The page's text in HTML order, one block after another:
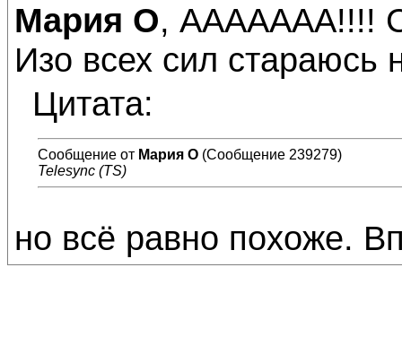
Мария О, ААААААА!!!!
Изо всех сил стараюсь
Цитата:
Сообщение от Мария О (Сообщение 239279)
Telesync (TS)
но всё равно похоже.